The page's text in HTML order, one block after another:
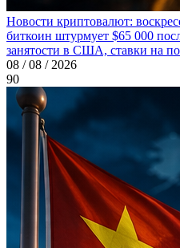
Новости криптовалют:
биткоин штурмует $65 000
занятости в США, ставки на
08 / 08 / 2026
90